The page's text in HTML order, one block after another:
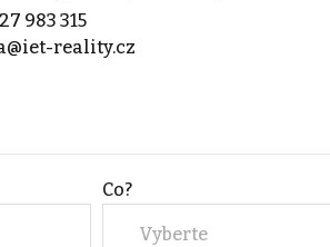
983 315
reality.cz
Co?
Vyberte